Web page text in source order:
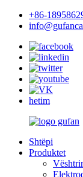
+86-
hetim
Shtëpi
Produktet